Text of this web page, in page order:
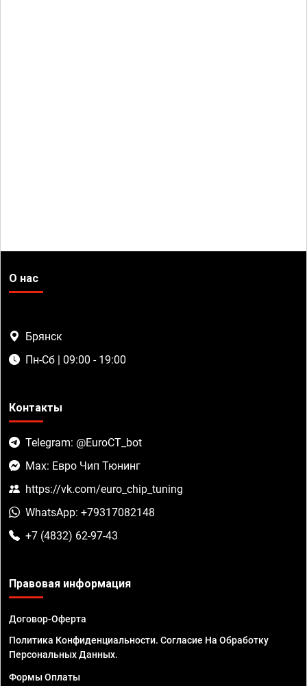
О нас
Брянск
Пн-Сб | 09:00 - 19:00
Контакты
Telegram: @EuroCT_bot
Max: Евро Чип Тюнинг
https://vk.com/euro_chip_tuning
WhatsApp: +79317082148
+7 (4832) 62-97-43
Правовая информация
Договор-Оферта
Политика Конфиденциальности. Согласие На Обработку
Персональных Данных.
Формы Оплаты